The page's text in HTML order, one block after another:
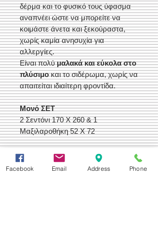
δέρμα και το φυσικό τους ύφασμα
αναπνέει ώστε να μπορείτε να
κοιμάστε άνετα και ξεκούραστα,
χωρίς καμία ανησυχία για
αλλεργίες.
Είναι πολύμαλακά και εύκολα στο
πλύσιμοκαι το σιδέρωμα, χωρίς να
απαιτείται ιδιαίτερη φροντίδα.
Μονό ΣΕΤ
2 Σεντόνι 170 Χ 260 & 1
Μαξιλαροθήκη 52 Χ 72
KING SIZE ΣΕΤ
2 Σεντόνια 240 Χ 260 &
Facebook Email Address Phone